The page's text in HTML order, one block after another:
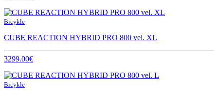
Bicykle
CUBE REACTION HYBRID PRO 800 vel. XL
3299.00€
Bicykle